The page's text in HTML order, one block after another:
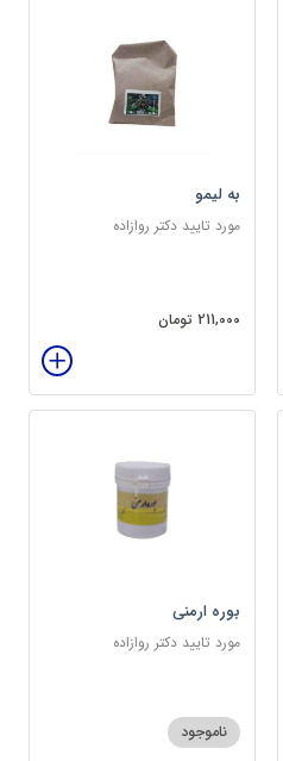
به لیمو
مورد تایید دکتر روازاده
211,000 تومان
بوره ارمنی
مورد تایید دکتر روازاده
ناموجود